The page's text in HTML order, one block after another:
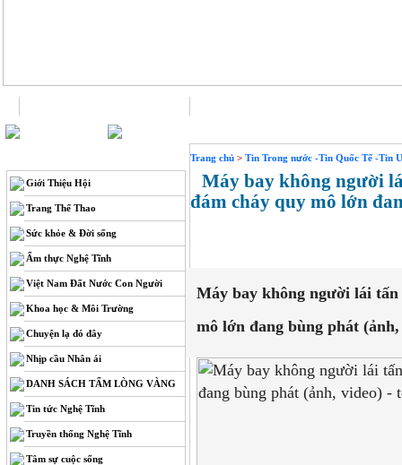
Giới Thiệu Hội
Trang Thể Thao
Sức khỏe & Đời sống
Ẩm thực Nghệ Tĩnh
Việt Nam Đất Nước Con Người
Khoa học & Môi Trường
Chuyện lạ đó đây
Nhịp cầu Nhân ái
DANH SÁCH TẤM LÒNG VÀNG
Tin tức Nghệ Tĩnh
Truyền thống Nghệ Tĩnh
Tâm sự cuộc sống
Trang chủ > Tin Trong nước -Tin Quốc Tế -Tin
Máy bay không người
đám cháy quy mô lớn
Máy bay không người lái tấn
mô lớn đang bùng phát